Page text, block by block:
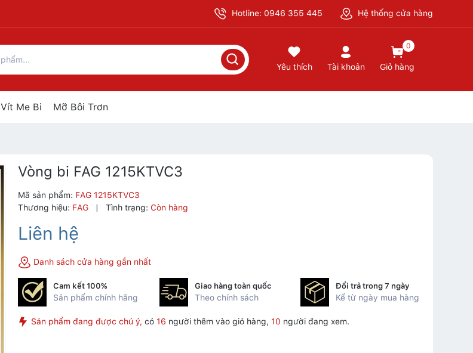
Hotline: 0946 355 445 Hệ thống cửa hàng
Yêu thích Tài khoản
0
Giỏ hàng
Vít Me Bi Mỡ Bôi Trơn
Vòng bi FAG 1215KTVC3
Mã sản phẩm: FAG 1215KTVC3
Thương hiệu: FAG | Tình trạng: Còn hàng
Liên hệ
Danh sách cửa hàng gần nhất
Cam kết 100%
Sản phẩm chính hãng
Giao hàng toàn quốc
Theo chính sách
Đổi trả trong 7 ngày
Kể từ ngày mua hàng
Sản phẩm đang được chú ý, có 16 người thêm vào giỏ hàng, 10 người đang xem.